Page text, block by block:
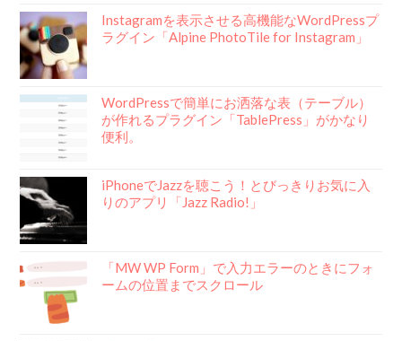
Instagramを表示させる高機能なWordPressプ
ラグイン「Alpine PhotoTile for Instagram」
WordPressで簡単にお洒落な表（テーブル）
が作れるプラグイン「TablePress」がかなり
便利。
iPhoneでJazzを聴こう！とびっきりお気に入
りのアプリ「Jazz Radio!」
「MW WP Form」で入力エラーのときにフォ
ームの位置までスクロール